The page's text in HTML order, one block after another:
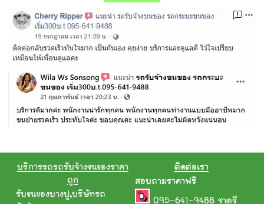
บริการรถรถรับจ้างขนของราคา
ถูก
รับขนของบางปู,บริษัทรถ
ติดต่อเรา
สอบถามราคาฟรี
095-641-9488 ชาตรี